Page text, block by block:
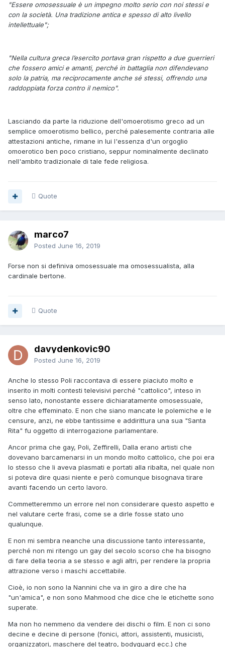
"Essere omosessuale è un impegno molto serio con noi stessi e
con la società. Una tradizione antica e spesso di alto livello
intellettuale";
"Nella cultura greca l’esercito portava gran rispetto a due guerrieri
che fossero amici e amanti, perché in battaglia non difendevano
solo la patria, ma reciprocamente anche sé stessi, offrendo una
raddoppiata forza contro il nemico".
Lasciando da parte la riduzione dell'omoerotismo greco ad un
semplice omoerotismo bellico, perché palesemente contraria alle
attestazioni antiche, rimane in lui l'essenza d'un orgoglio
omoerotico ben poco cristiano, seppur nominalmente declinato
nell'ambito tradizionale di tale fede religiosa.
Quote
marco7
Posted June 16, 2019
Forse non si definiva omosessuale ma omosessualista, alla
cardinale bertone.
Quote
davydenkovic90
Posted June 16, 2019
Anche lo stesso Poli raccontava di essere piaciuto molto e
inserito in molti contesti televisivi perché "cattolico", inteso in
senso lato, nonostante essere dichiaratamente omosessuale,
oltre che effeminato. E non che siano mancate le polemiche e le
censure, anzi, ne ebbe tantissime e addirittura una sua "Santa
Rita" fu oggetto di interrogazione parlamentare.
Ancor prima che gay, Poli, Zeffirelli, Dalla erano artisti che
dovevano barcamenarsi in un mondo molto cattolico, che poi era
lo stesso che li aveva plasmati e portati alla ribalta, nel quale non
si poteva dire quasi niente e però comunque bisognava tirare
avanti facendo un certo lavoro.
Commetteremmo un errore nel non considerare questo aspetto e
nel valutare certe frasi, come se a dirle fosse stato uno
qualunque.
E non mi sembra neanche una discussione tanto interessante,
perché non mi ritengo un gay del secolo scorso che ha bisogno
di fare della teoria a se stesso e agli altri, per rendere la propria
attrazione verso i maschi accettabile.
Cioè, io non sono la Nannini che va in giro a dire che ha
"un'amica", e non sono Mahmood che dice che le etichette sono
superate.
Ma non ho nemmeno da vendere dei dischi o film. E non ci sono
decine e decine di persone (fonici, attori, assistenti, musicisti,
organizzatori, maschere del teatro, bodyguard ecc.) che